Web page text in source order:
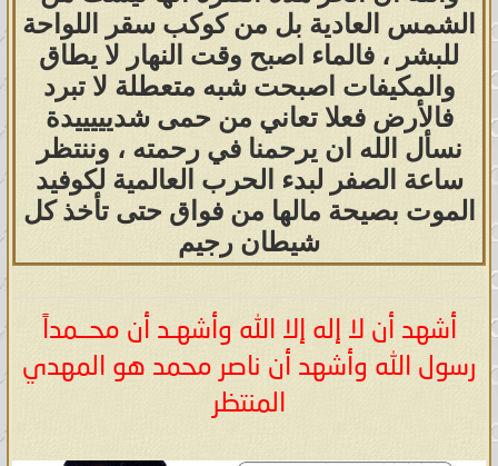
الشمس العادية بل من كوكب سقر اللواحة
للبشر ، فالماء اصبح وقت النهار لا يطاق
والمكيفات اصبحت شبه متعطلة لا تبرد
فالأرض فعلا تعاني من حمى شديييييدة
نسأل الله ان يرحمنا في رحمته ، وننتظر
ساعة الصفر لبدء الحرب العالمية لكوفيد
الموت بصيحة مالها من فواق حتى تأخذ كل
شيطان رجيم
أشهد أن لا إله إلا الله وأشهـد أن محــمداً
رسول الله وأشهد أن ناصر محمد هو المهدي
المنتظر